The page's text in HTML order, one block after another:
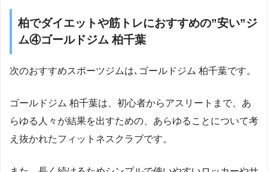
柏でダイエットや筋トレにおすすめの”安い”ジ
ム④ゴールドジム 柏千葉
次のおすすめスポーツジムは､ゴールドジム 柏千葉です。
ゴールドジム 柏千葉は、初心者からアスリートまで、あ
らゆる人々が結果を出すための、あらゆることについて考
え抜かれたフィットネスクラブです。